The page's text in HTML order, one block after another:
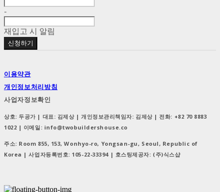
-
재입고 시 알림
신청하기
이용약관
개인정보처리방침
사업자정보확인
상호: 두공가 | 대표: 김제상 | 개인정보관리책임자: 김제상 | 전화: +82 70 8883
1022 | 이메일: info@twobuildershouse.co
주소: Room 855, 153, Wonhyo-ro, Yongsan-gu, Seoul, Republic of
Korea | 사업자등록번호: 105-22-33394| 호스팅제공자: (주)식스샵